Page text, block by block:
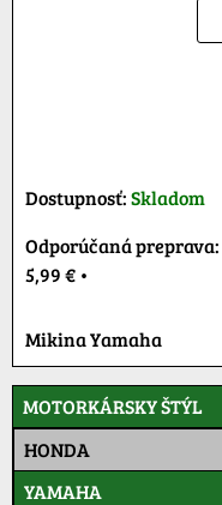
Dostupnosť:Skladom
5,99 € •
Mikina Yamaha
MOTORKÁRSKY ŠTÝL
HONDA
YAMAHA